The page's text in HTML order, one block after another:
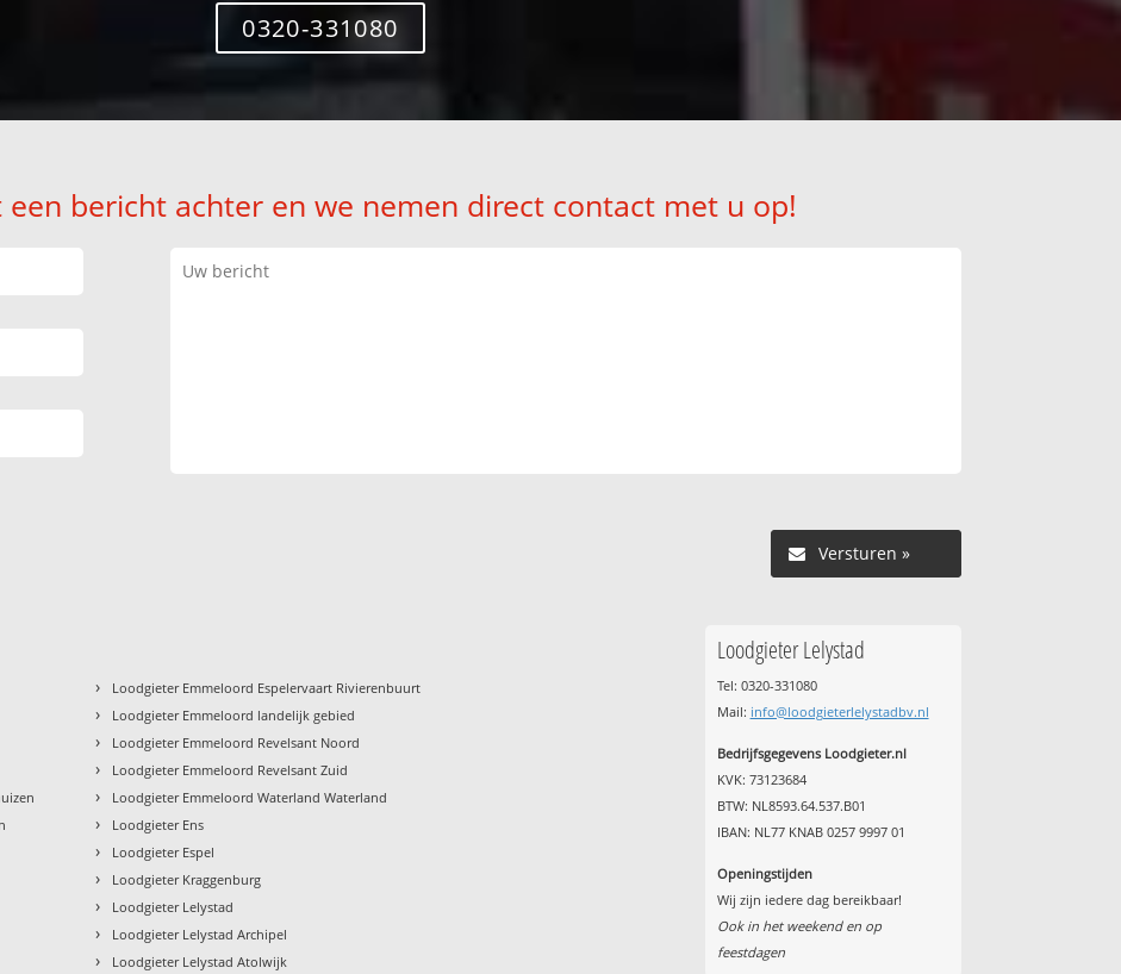
0320-331080
een bericht achter en we nemen direct contact met u op!
Versturen »
› Loodgieter Emmeloord Espelervaart Rivierenbuurt
› Loodgieter Emmeloord landelijk gebied
› Loodgieter Emmeloord Revelsant Noord
› Loodgieter Emmeloord Revelsant Zuid
› Loodgieter Emmeloord Waterland Waterland
› Loodgieter Ens
› Loodgieter Espel
› Loodgieter Kraggenburg
› Loodgieter Lelystad
› Loodgieter Lelystad Archipel
› Loodgieter Lelystad Atolwijk
Loodgieter Lelystad
Tel: 0320-331080
Mail: info@loodgieterlelystadbv.nl
Bedrijfsgegevens Loodgieter.nl
KVK: 73123684
BTW: NL8593.64.537.B01
IBAN: NL77 KNAB 0257 9997 01
Openingstijden
Wij zijn iedere dag bereikbaar!
Ook in het weekend en op
feestdagen